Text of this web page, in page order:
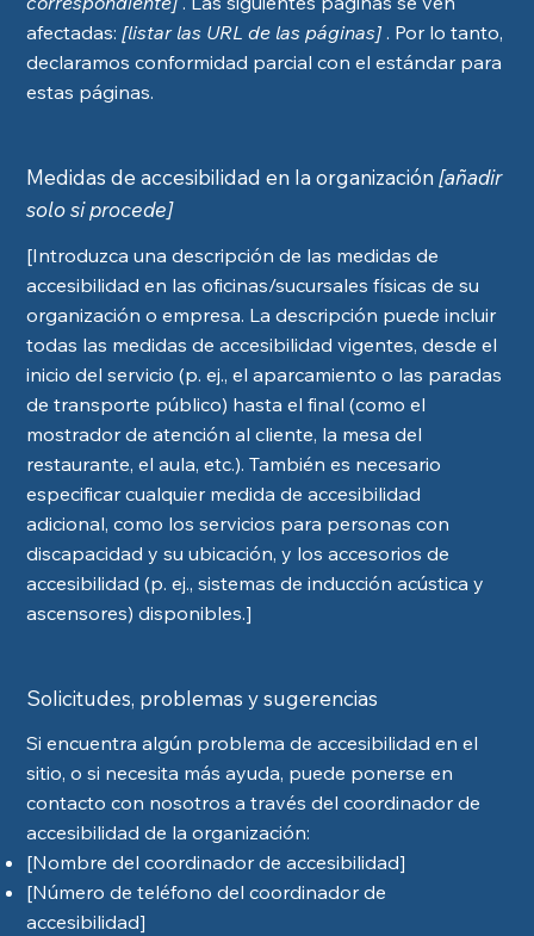
afectadas:[listar las URL de las páginas] . Por lo tanto,
declaramos conformidad parcial con el estándar para
estas páginas.
Medidas de accesibilidad en la organización[añadir
solo si procede]
[Introduzca una descripción de las medidas de
accesibilidad en las oficinas/sucursales físicas de su
organización o empresa. La descripción puede incluir
todas las medidas de accesibilidad vigentes, desde el
inicio del servicio (p. ej., el aparcamiento o las paradas
de transporte público) hasta el final (como el
mostrador de atención al cliente, la mesa del
restaurante, el aula, etc.). También es necesario
especificar cualquier medida de accesibilidad
adicional, como los servicios para personas con
discapacidad y su ubicación, y los accesorios de
accesibilidad (p. ej., sistemas de inducción acústica y
ascensores) disponibles.]
Solicitudes, problemas y sugerencias
Si encuentra algún problema de accesibilidad en el
sitio, o si necesita más ayuda, puede ponerse en
contacto con nosotros a través del coordinador de
accesibilidad de la organización:
[Nombre del coordinador de accesibilidad]
[Número de teléfono del coordinador de
accesibilidad]